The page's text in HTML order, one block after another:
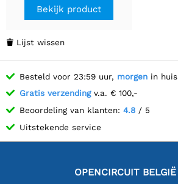
Bekijk product
 Lijst wissen
Besteld voor 23:59 uur, morgen in huis
Gratis verzendingv.a. € 100,-
Beoordeling van klanten: 4.8 / 5
Uitstekende service
OPENCIRCUIT BELGIË